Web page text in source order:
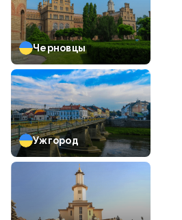
Черновцы
Ужгород